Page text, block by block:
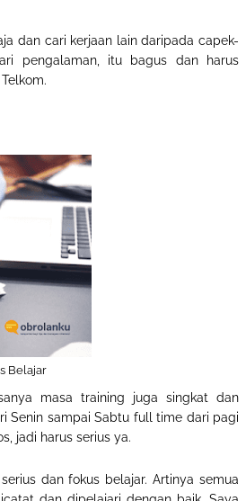
dan cari kerjaan lain daripada capek-
pengalaman, itu bagus dan harus
Belajar
masa training juga singkat dan
Senin sampai Sabtu full time dari pagi
jadi harus serius ya.
dan fokus belajar. Artinya semua